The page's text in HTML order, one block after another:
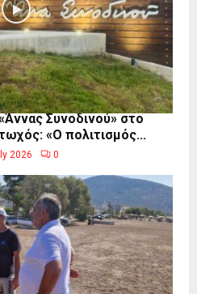
Συνοδινού» στο
«Ο πολιτισμός...
2026 0